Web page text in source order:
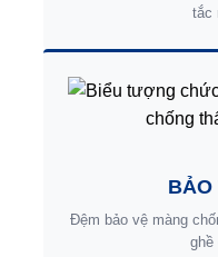
tắc
BẢO
Đệm bảo vệ màng
ghề